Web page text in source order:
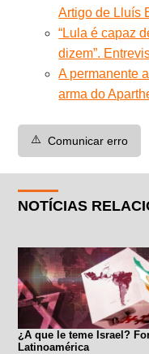
Artigo de Lluís
“Lula é capaz
dizem”.
A permanente
arma do
⚠️ Comunicar erro
NOTÍCIAS
¿A que le teme Israel?
Latinoamérica